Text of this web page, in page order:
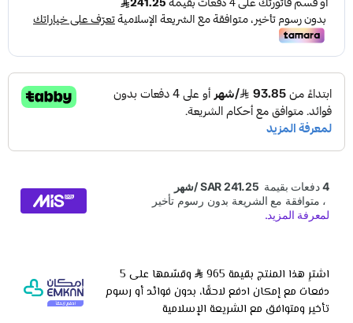
اشترِ هذا المنتج بقيمة 965
وقسّمها على 5
دفعات مع إمكان ادفع لاحقًا، بدون فوائد أو رسوم
تأخير ومتوافق مع الشريعة الإسلامية